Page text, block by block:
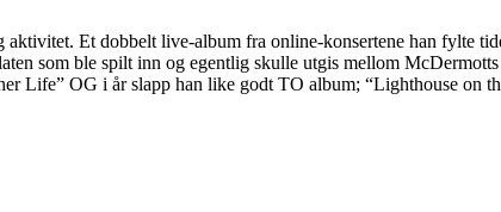
Et dobbelt live-album fra online-konsertene han fylte
som ble spilt inn og egentlig skulle utgis mellom
Life” OG i år slapp han like godt TO album; “Lighthouse on